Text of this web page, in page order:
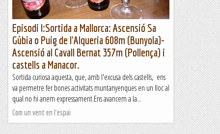
Episodi I:Sortida a Mallorca: Ascensió Sa
Gúbia o Puig de l'Alqueria 608m (Bunyola)-
Ascensió al Cavall Bernat 357m (Pollença) i
castells a Manacor.
Sortida curiosa aquesta, que, amb l'excusa dels castells, ens
va permetre fer bones activitats muntanyenques en un lloc al
qual no hi anem expressament.Ens avancem a la...
Com un vent en l'espai